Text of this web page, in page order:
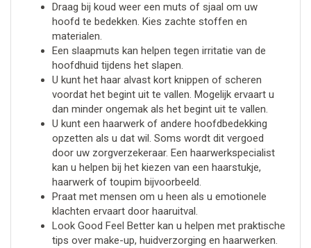
Draag bij koud weer een muts of sjaal om uw
hoofd te bedekken. Kies zachte stoffen en
materialen.
Een slaapmuts kan helpen tegen irritatie van de
hoofdhuid tijdens het slapen.
U kunt het haar alvast kort knippen of scheren
voordat het begint uit te vallen. Mogelijk ervaart u
dan minder ongemak als het begint uit te vallen.
U kunt een haarwerk of andere hoofdbedekking
opzetten als u dat wil. Soms wordt dit vergoed
door uw zorgverzekeraar. Een haarwerkspecialist
kan u helpen bij het kiezen van een haarstukje,
haarwerk of toupim bijvoorbeeld.
Praat met mensen om u heen als u emotionele
klachten ervaart door haaruitval.
Look Good Feel Better kan u helpen met praktische
tips over make-up, huidverzorging en haarwerken.